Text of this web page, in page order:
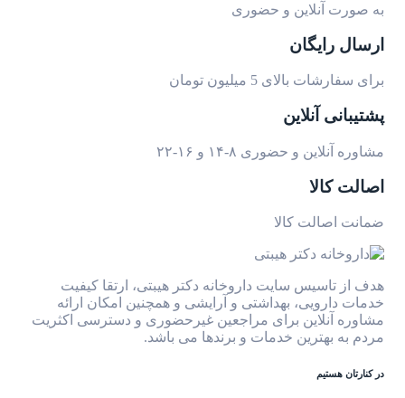
به صورت آنلاین و حضوری
ارسال رایگان
برای سفارشات بالای 5 میلیون تومان
پشتیبانی آنلاین
مشاوره آنلاین و حضوری ۸-۱۴ و ۱۶-۲۲
اصالت کالا
ضمانت اصالت کالا
هدف از تاسیس سایت داروخانه دکتر هیبتی، ارتقا کیفیت
خدمات دارویی، بهداشتی و آرایشی و همچنین امکان ارائه
مشاوره آنلاین برای مراجعین غیرحضوری و دسترسی اکثریت
مردم به بهترین خدمات و برندها می باشد.
در کنارتان هستیم